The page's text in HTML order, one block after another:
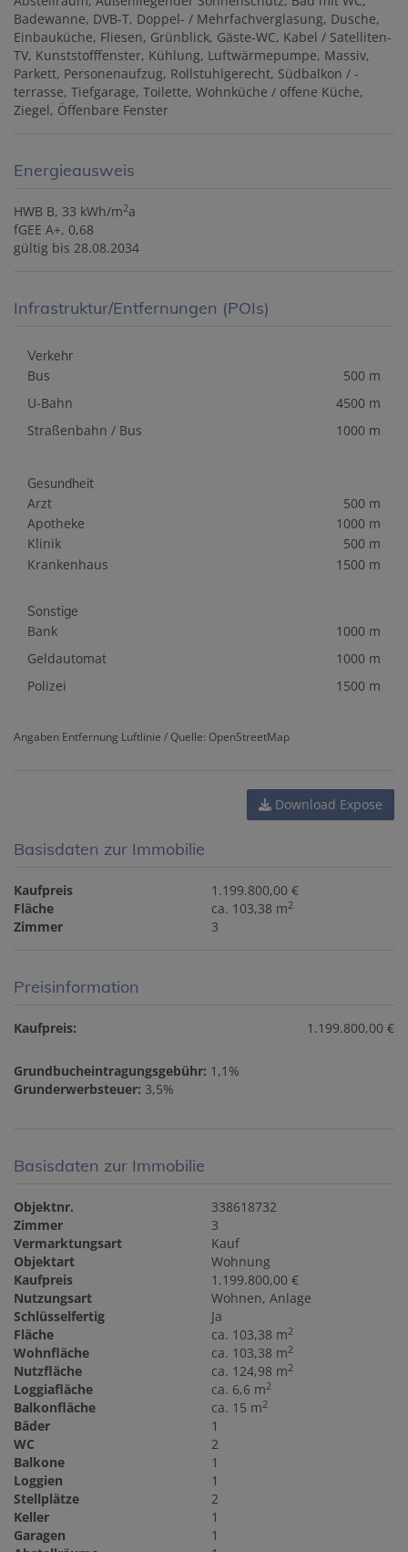
Badewanne DVB-T Doppel- / Mehrfachverglasung Dusche
Einbauküche Fliesen Grünblick Gäste-WC Kabel / Satelliten-
TV Kunststofffenster Kühlung Luftwärmepumpe Massiv
Parkett Personenaufzug Rollstuhlgerecht Südbalkon / -
terrasse Tiefgarage Toilette Wohnküche / offene Küche
Ziegel Öffenbare Fenster
Energieausweis
HWB B, 33 kWh/m2a
fGEE A+, 0,68
gültig bis 28.08.2034
Infrastruktur/Entfernungen (POIs)
Verkehr
Bus
500 m
U-Bahn
4500 m
Straßenbahn / Bus
1000 m
Gesundheit
Arzt
500 m
Apotheke
1000 m
Klinik
500 m
Krankenhaus
1500 m
Sonstige
Bank
1000 m
Geldautomat
1000 m
Polizei
1500 m
Angaben Entfernung Luftlinie / Quelle: OpenStreetMap
Download Expose
Basisdaten zur Immobilie
Kaufpreis
1.199.800,00 €
Fläche
ca. 103,38 m2
Zimmer 3
Preisinformation
Kaufpreis: 1.199.800,00 €
Grundbucheintragungsgebühr: 1,1%
Grunderwerbsteuer: 3,5%
Basisdaten zur Immobilie
Objektnr.
338618732
Zimmer
3
Vermarktungsart
Kauf
Objektart
Wohnung
Kaufpreis
1.199.800,00 €
Nutzungsart
Wohnen Anlage
Schlüsselfertig
Ja
Fläche
ca. 103,38 m2
Wohnfläche ca. 103,38 m2
Nutzfläche ca. 124,98 m2
Loggiafläche ca. 6,6 m2
Balkonfläche ca. 15 m2
Bäder
1
WC
2
Balkone
1
Loggien
1
Stellplätze
2
Keller
1
Garagen
1